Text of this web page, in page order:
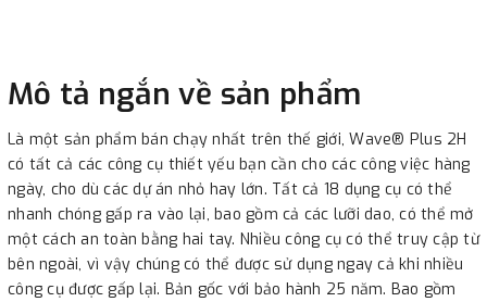
Mô tả ngắn về sản phẩm
Là một sản phẩm bán chạy nhất trên thế giới, Wave® Plus 2H
có tất cả các công cụ thiết yếu bạn cần cho các công việc hàng
ngày, cho dù các dự án nhỏ hay lớn. Tất cả 18 dụng cụ có thể
nhanh chóng gấp ra vào lại, bao gồm cả các lưỡi dao, có thể mở
một cách an toàn bằng hai tay. Nhiều công cụ có thể truy cập từ
bên ngoài, vì vậy chúng có thể được sử dụng ngay cả khi nhiều
công cụ được gấp lại. Bản gốc với bảo hành 25 năm. Bao gồm